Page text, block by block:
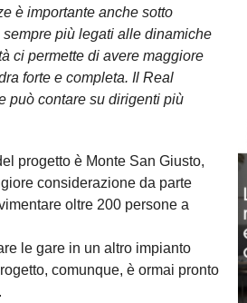
è importante anche sotto
più legati alle dinamiche
ci permette di avere maggiore
forte e completa. Il Real
può contare su dirigenti più
progetto è Monte San Giusto,
considerazione da parte
oltre 200 persone a
le gare in un altro impianto
comunque, è ormai pronto